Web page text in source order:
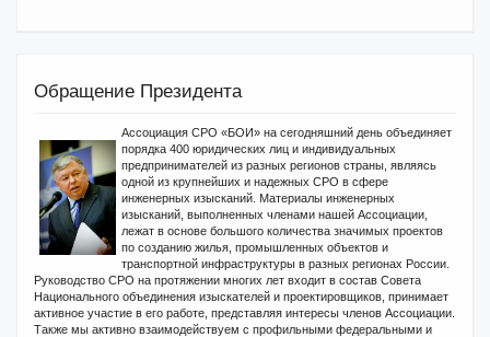
Обращение Президента
Ассоциация СРО «БОИ» на сегодняшний день объединяет
порядка 400 юридических лиц и индивидуальных
предпринимателей из разных регионов страны, являясь
одной из крупнейших и надежных СРО в сфере
инженерных изысканий. Материалы инженерных
изысканий, выполненных членами нашей Ассоциации,
лежат в основе большого количества значимых проектов
по созданию жилья, промышленных объектов и
транспортной инфраструктуры в разных регионах России.
Руководство СРО на протяжении многих лет входит в состав Совета
Национального объединения изыскателей и проектировщиков, принимает
активное участие в его работе, представляя интересы членов Ассоциации.
Также мы активно взаимодействуем с профильными федеральными и